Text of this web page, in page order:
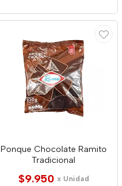
Ponque Chocolate Ramito
Tradicional
$9.950 x Unidad